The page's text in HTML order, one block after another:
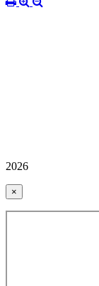
2026
×